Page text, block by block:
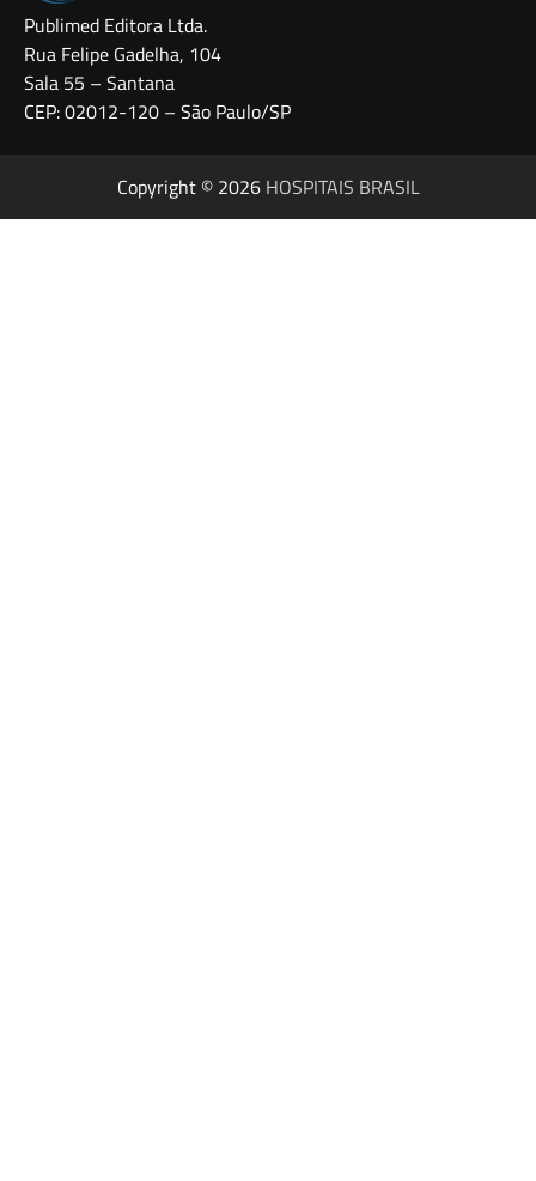
Publimed Editora Ltda.
Rua Felipe Gadelha, 104
Sala 55 – Santana
CEP: 02012-120 – São Paulo/SP
Copyright © 2026 HOSPITAIS BRASIL